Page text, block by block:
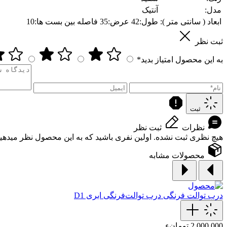
مدل:
آنتیک
ابعاد ( سانتی متر ): طول:42 عرض:35 فاصله بین بست ها:10
ثبت نظر
به این محصول امتیاز بدید*
ثبت
نظرات
ثبت نظر
هیچ نظری ثبت نشده. اولین نفری باشید که به این محصول نظر
محصولات مشابه
درب توالت فرنگی درب توالت‌فرنگی‌ ابری D1